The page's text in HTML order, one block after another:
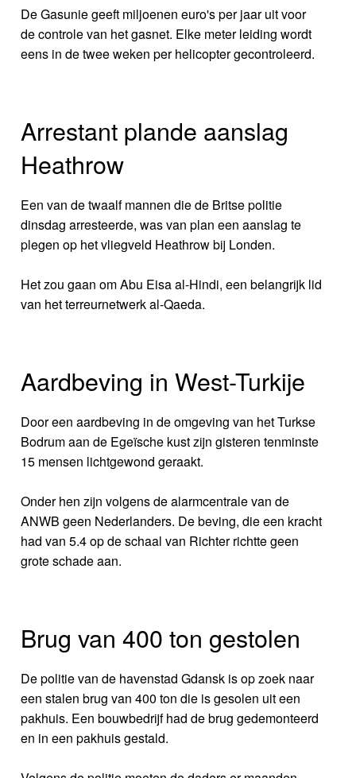
De Gasunie geeft miljoenen euro's per jaar uit voor
de controle van het gasnet. Elke meter leiding wordt
eens in de twee weken per helicopter gecontroleerd.
Arrestant plande aanslag
Heathrow
Een van de twaalf mannen die de Britse politie
dinsdag arresteerde, was van plan een aanslag te
plegen op het vliegveld Heathrow bij Londen.
Het zou gaan om Abu Eisa al-Hindi, een belangrijk lid
van het terreurnetwerk al-Qaeda.
Aardbeving in West-Turkije
Door een aardbeving in de omgeving van het Turkse
Bodrum aan de Egeïsche kust zijn gisteren tenminste
15 mensen lichtgewond geraakt.
Onder hen zijn volgens de alarmcentrale van de
ANWB geen Nederlanders. De beving, die een kracht
had van 5.4 op de schaal van Richter richtte geen
grote schade aan.
Brug van 400 ton gestolen
De politie van de havenstad Gdansk is op zoek naar
een stalen brug van 400 ton die is gesolen uit een
pakhuis. Een bouwbedrijf had de brug gedemonteerd
en in een pakhuis gestald.